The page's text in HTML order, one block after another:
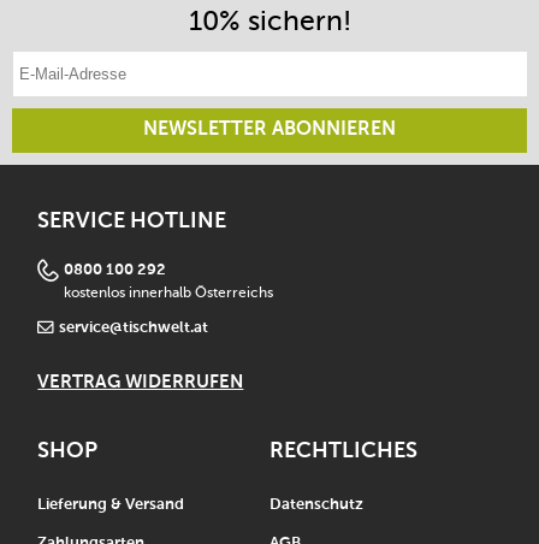
10% sichern!
NEWSLETTER ABONNIEREN
SERVICE HOTLINE
0800 100 292
kostenlos innerhalb Österreichs
service@tischwelt.at
VERTRAG WIDERRUFEN
SHOP
Lieferung & Versand
RECHTLICHES
Datenschutz